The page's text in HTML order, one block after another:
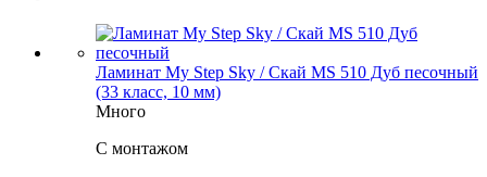
Ламинат My Step Sky / Скай MS 510 Дуб песочный
(33 класс, 10 мм)
Много
C монтажом